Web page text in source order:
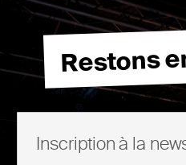
Restons
Inscription à la